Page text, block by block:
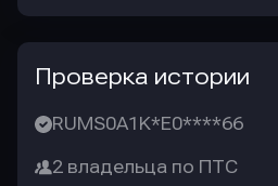
Проверка истории
RUMS0A1K*E0****66
2 владельца по ПТС